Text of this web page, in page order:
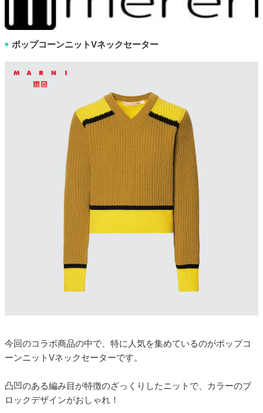
■ ポップコーンニットVネックセーター
今回のコラボ商品の中で、特に人気を集めているのがポップコ
ーンニットVネックセーターです。
凸凹のある編み目が特徴のざっくりしたニットで、カラーのブ
ロックデザインがおしゃれ！